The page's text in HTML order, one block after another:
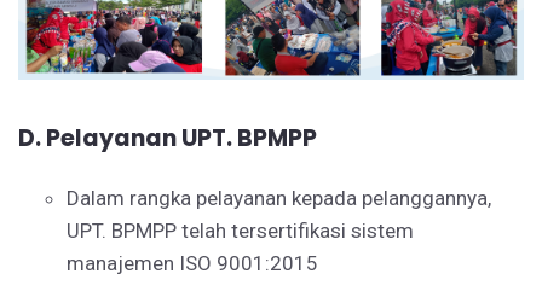
D. Pelayanan UPT. BPMPP
Dalam rangka pelayanan kepada pelanggannya,
UPT. BPMPP telah tersertifikasi sistem
manajemen ISO 9001:2015